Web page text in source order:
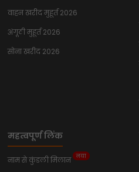
वाहन खरीद मुहूर्त 2026
अंगूठी मुहूर्त 2026
सोना खरीद 2026
महत्वपूर्ण लिंक
नाम से कुंडली मिलान नया